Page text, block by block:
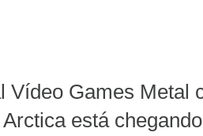
Vídeo Games Metal
está chegando